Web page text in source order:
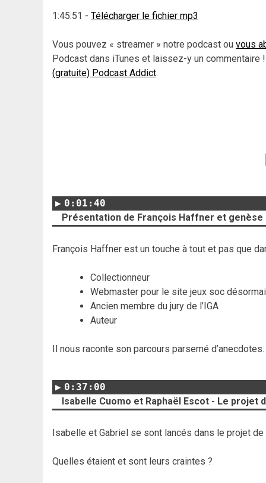
1:45:51 - Télécharger le fichier mp3
Vous pouvez « streamer » notre podcast ou vous
Podcast dans iTunes et laissez-y un commentaire
(gratuite) Podcast Addict.
0:01:40
Présentation de François Haffner et genèse
François Haffner est un touche à tout et pas que
Collectionneur
Webmaster pour le site jeux soc
Ancien membre du jury de l’IGA
Auteur
Il nous raconte son parcours parsemé d’anecdotes.
0:37:00
Isabelle Cuomo et Raphaël Escot - Le projet
Isabelle et Gabriel se sont lancés dans le projet de
Quelles étaient et sont leurs craintes ?